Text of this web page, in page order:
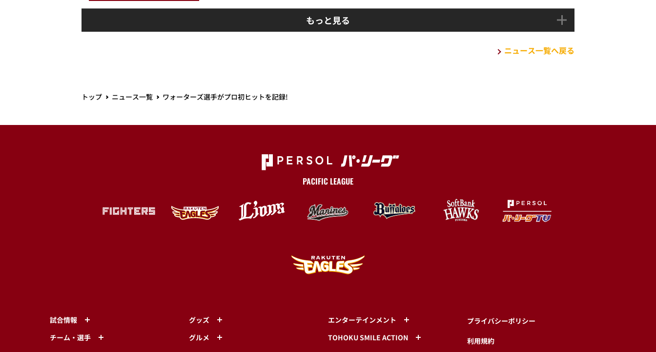
もっと見る
ニュース一覧へ戻る
トップ ニュース一覧 ワォーターズ選手がプロ初ヒットを記録!
PACIFIC LEAGUE
試合情報
チーム・選手
グッズ
グルメ
エンターテインメント
TOHOKU SMILE ACTION
プライバシーポリシー
利用規約